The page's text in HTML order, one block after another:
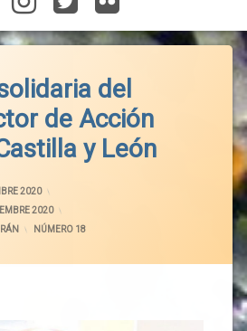
del
de Acción
y León
2020
2020
CATEGORÍAS:
NÚMERO 18